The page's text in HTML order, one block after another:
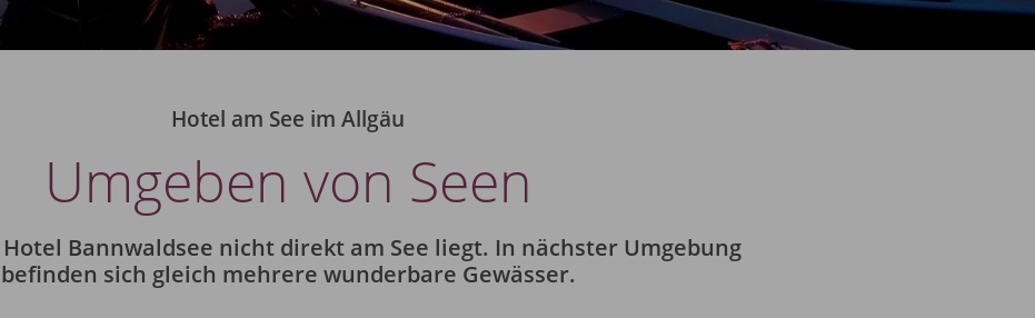
Hotel am See im Allgäu
Umgeben von Seen
Bannwaldsee nicht direkt am See liegt. In nächster Umgebung
befinden sich gleich mehrere wunderbare Gewässer.